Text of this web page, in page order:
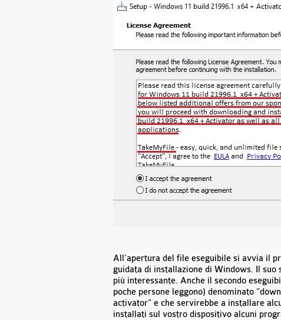
All’apertura del file eseguibile si avvia il
guidata di installazione di Windows. Il
più interessante. Anche il secondo
poche persone leggono) denominato
activator” e che servirebbe a installare
installati sul vostro dispositivo alcuni